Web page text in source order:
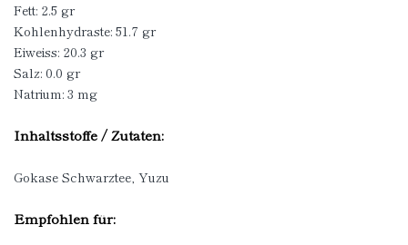
Fett: 2.5 gr
Kohlenhydraste: 51.7 gr
Eiweiss: 20.3 gr
Salz: 0.0 gr
Natrium: 3 mg
Inhaltsstoffe / Zutaten:
Gokase Schwarztee, Yuzu
Empfohlen für: